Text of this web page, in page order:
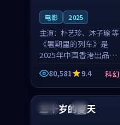
电影 2025
主演： 朴艺珍、沐子瑜 等
《暑期里的列车》是
2025年中国香港出品的
科幻新作，主创团队希
望用城市夜归人的故事
让观众停下来想一想。
朴艺珍领衔，沐子瑜担
任重要角色，郑书延的
80,581 9.4 科幻
法国 4K
三十岁的夏天